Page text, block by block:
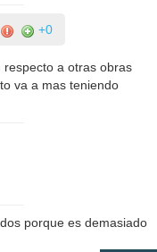
+0
respecto a otras obras
va a mas teniendo
porque es demasiado